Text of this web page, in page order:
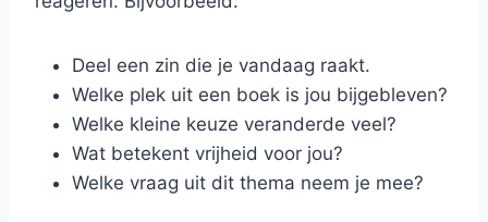
Deel een zin die je vandaag raakt.
Welke plek uit een boek is jou bijgebleven?
Welke kleine keuze veranderde veel?
Wat betekent vrijheid voor jou?
Welke vraag uit dit thema neem je mee?